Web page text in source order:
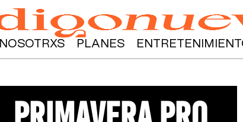
NOSOTRXS PLANES